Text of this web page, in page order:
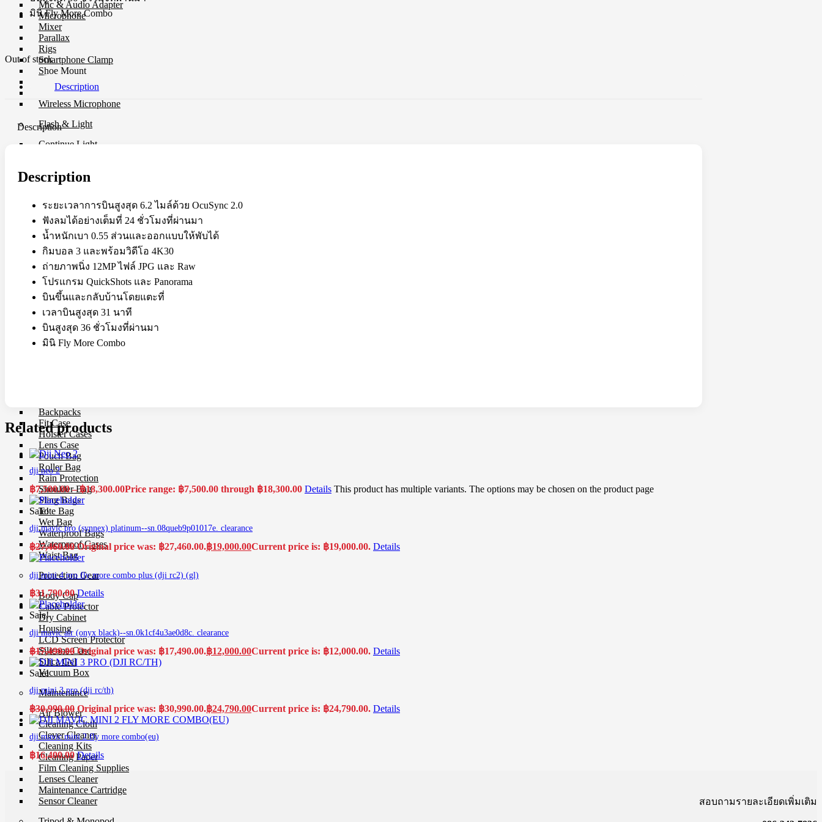
Mic & Audio Adapter
Microphone
Mixer
Parallax
Rigs
Smartphone Clamp
Shoe Mount
Voice Recorder
Windbuster & Wind Screen
Wireless Microphone
Flash & Light
Continue Light
Studio Light
Studio BOX
Studio House Equipment
Background
Barndoors
Color Gel Filter
Clamp
Copy Stands
Reflectors
Softboxes
Studio House Accessories
TTL Cords
Trigger
Umbrellas
Backpacks
Fit Case
Holster Cases
Lens Case
Pouch Bag
Roller Bag
Rain Protection
Shoulder Bag
Sling Bags
Tote Bag
Wet Bag
Waterproof Bags
Waterproof Cases
Waist Bag
Protection Gear
Body Cap
Cable Protector
Dry Cabinet
Housing
LCD Screen Protector
Silicone Case
Silica Gel
Vacuum Box
Maintenance
Air Blower
Cleaning Cloth
Clever Cleaner
Cleaning Kits
Cleaning Paper
Film Cleaning Supplies
Lenses Cleaner
Maintenance Cartridge
Sensor Cleaner
มินิ Fly More Combo
Out of stock
Description
Description
Description
ระยะเวลาการบินสูงสุด 6.2 ไมล์ด้วย OcuSync 2.0
ฟังลมได้อย่างเต็มที่ 24 ชั่วโมงที่ผ่านมา
น้ำหนักเบา 0.55 ส่วนและออกแบบให้พับได้
กิมบอล 3 และพร้อมวิดีโอ 4K30
ถ่ายภาพนิ่ง 12MP ไฟล์ JPG และ Raw
โปรแกรม QuickShots และ Panorama
บินขึ้นและกลับบ้านโดยแตะที่
เวลาบินสูงสุด 31 นาที
บินสูงสุด 36 ชั่วโมงที่ผ่านมา
มินิ Fly More Combo
Related products
dji neo 2
฿7,500.00 – ฿18,300.00Price range: ฿7,500.00 through ฿18,300.00 Details This product has multiple variants. The options may be chosen on the product page
Sale!
dji mavic pro (synnex) platinum--sn.08queb9p01017e. clearance
฿27,460.00 Original price was: ฿27,460.00.฿19,000.00Current price is: ฿19,000.00. Details
dji mini 4 pro fly more combo plus (dji rc2) (gl)
฿31,790.00 Details
Sale!
dji mavic air (onyx black)--sn.0k1cf4u3ae0d8c. clearance
฿17,490.00 Original price was: ฿17,490.00.฿12,000.00Current price is: ฿12,000.00. Details
Sale!
dji mini 3 pro (dji rc/th)
฿30,990.00 Original price was: ฿30,990.00.฿24,790.00Current price is: ฿24,790.00. Details
dji mavic mini 2 fly more combo(eu)
฿16,400.00 Details
สอบถามรายละเอียดเพิ่มเติม